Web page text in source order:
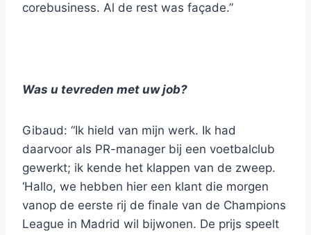
corebusiness. Al de rest was façade.”
Was u tevreden met uw job?
Gibaud: “Ik hield van mijn werk. Ik had
daarvoor als PR-manager bij een voetbalclub
gewerkt; ik kende het klappen van de zweep.
‘Hallo, we hebben hier een klant die morgen
vanop de eerste rij de finale van de Champions
League in Madrid wil bijwonen. De prijs speelt